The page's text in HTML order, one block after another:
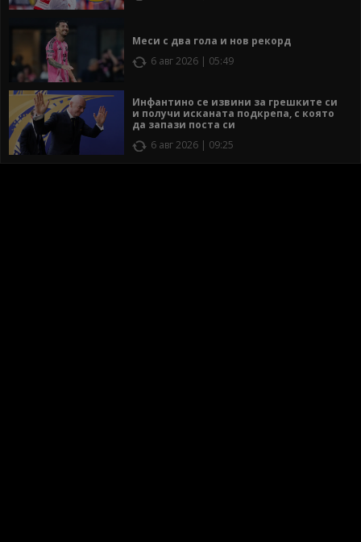
Меси с два гола и нов рекорд
6 авг 2026 | 05:49
Инфантино се извини за грешките си
и получи исканата подкрепа, с която
да запази поста си
6 авг 2026 | 09:25